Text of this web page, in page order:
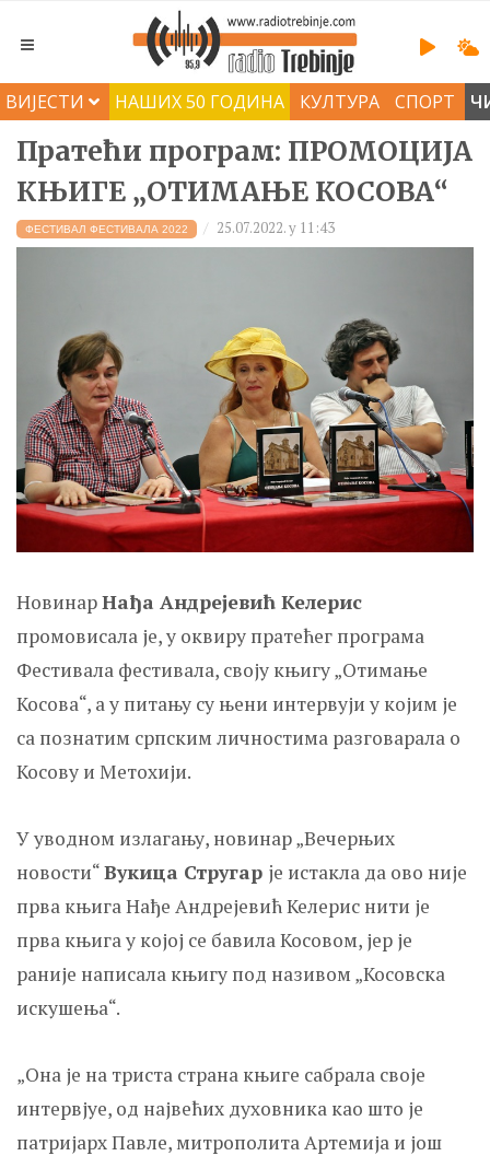
ВИЈЕСТИ НАШИХ 50 ГОДИНА КУЛТУРА СПОРТ
Пратећи програм: ПРОМОЦИЈА
КЊИГЕ „ОТИМАЊЕ КОСОВА“
ФЕСТИВАЛ ФЕСТИВАЛА 2022 25.07.2022. у 11:43
НовинарНађа Андрејевић Келерис
промовисала је, у оквиру пратећег програма
Фестивала фестивала, своју књигу „Отимање
Косова“, а у питању су њени интервуји у којим је
са познатим српским личностима разговарала о
Косову и Метохији.
У уводном излагању, новинар „Вечерњих
новости“Вукица Стругар je истакла да ово није
прва књига Нађе Андрејевић Келерис нити је
прва књига у којој се бавила Косовом, јер је
раније написала књигу под називом „Косовска
искушења“.
„Она је на триста страна књиге сабрала своје
интервјуе, од највећих духовника као што је
патријарх Павле, митрополита Артемија и још